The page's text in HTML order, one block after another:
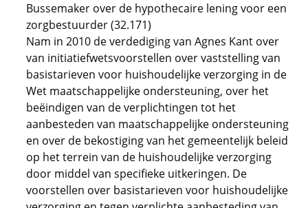
Bussemaker over de hypothecaire lening voor een
zorgbestuurder (32.171)
Nam in 2010 de verdediging van Agnes Kant over
van initiatiefwetsvoorstellen over vaststelling van
basistarieven voor huishoudelijke verzorging in de
Wet maatschappelijke ondersteuning, over het
beëindigen van de verplichtingen tot het
aanbesteden van maatschappelijke ondersteuning
en over de bekostiging van het gemeentelijk beleid
op het terrein van de huishoudelijke verzorging
door middel van specifieke uitkeringen. De
voorstellen over basistarieven voor huishoudelijke